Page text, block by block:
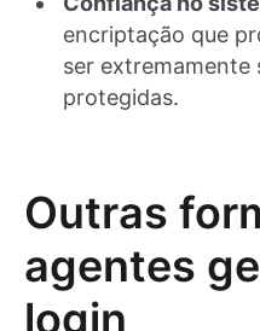
encriptação que
ser extremamente
protegidas.
Outras
agentes
login